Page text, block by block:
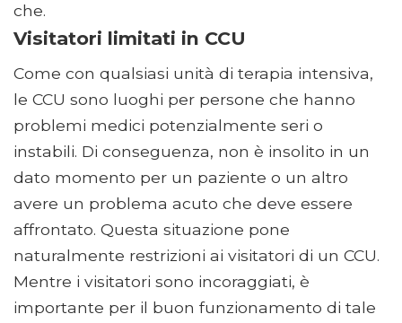
che.
Visitatori limitati in CCU
Come con qualsiasi unità di terapia intensiva,
le CCU sono luoghi per persone che hanno
problemi medici potenzialmente seri o
instabili. Di conseguenza, non è insolito in un
dato momento per un paziente o un altro
avere un problema acuto che deve essere
affrontato. Questa situazione pone
naturalmente restrizioni ai visitatori di un CCU.
Mentre i visitatori sono incoraggiati, è
importante per il buon funzionamento di tale